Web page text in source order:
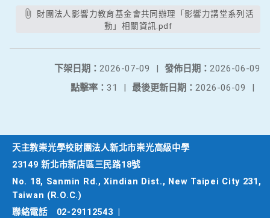
動」相關資訊.pdf
發佈日期： 2026-06-09
下架日期： 2026-07-09
|
最後更新日期： 2026-06-09 |
點擊率： 31 |
天主教崇光學校財團法人新北市崇光高級中學
23149 新北市新店區三民路18號
No. 18, Sanmin Rd., Xindian Dist., New Taipei City 231,
Taiwan (R.O.C.)
聯絡電話
02-29112543